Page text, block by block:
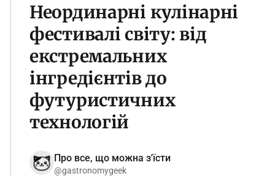
Неординарні кулінарні
фестивалі світу: від
екстремальних
інгредієнтів до
футуристичних
технологій
Про все, що можна з'їсти
@gastronomygeek